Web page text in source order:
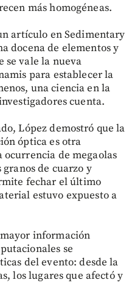
más homogéneas.
artículo en Sedimentary
docena de elementos y
se vale la nueva
para establecer la
una ciencia en la
cuenta.
López demostró que la
óptica es otra
de megaolas
granos de cuarzo y
fechar el último
estuvo expuesto a
información
se
del evento: desde la
los lugares que afectó y